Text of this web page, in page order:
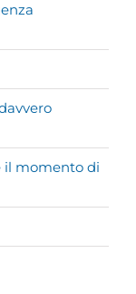
il momento di